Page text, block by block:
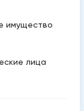
имущество
лица